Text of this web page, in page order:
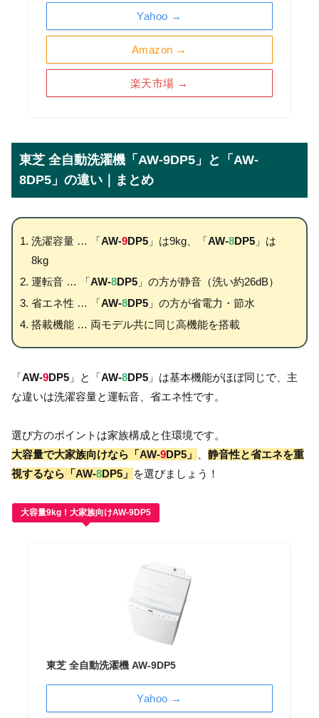
Amazon →
楽天市場 →
Yahoo →
東芝 全自動洗濯機「AW-9DP5」と「AW-
8DP5」の違い｜まとめ
洗濯容量 … 「AW-9DP5」は9kg、「AW-8DP5」は
8kg
運転音 … 「AW-8DP5」の方が静音（洗い約26dB）
省エネ性 … 「AW-8DP5」の方が省電力・節水
搭載機能 … 両モデル共に同じ高機能を搭載
「AW-9DP5 」と「AW-8DP5 」は基本機能がほぼ同じで、主
な違いは洗濯容量と運転音、省エネ性です。
選び方のポイントは家族構成と住環境です。
大容量で大家族向けなら「AW-9DP5」
静音性と省エネを重
視するなら「AW-8DP5」 を選びましょう！
大容量9kg！大家族向けAW-9DP5
東芝 全自動洗濯機 AW-9DP5
Yahoo →